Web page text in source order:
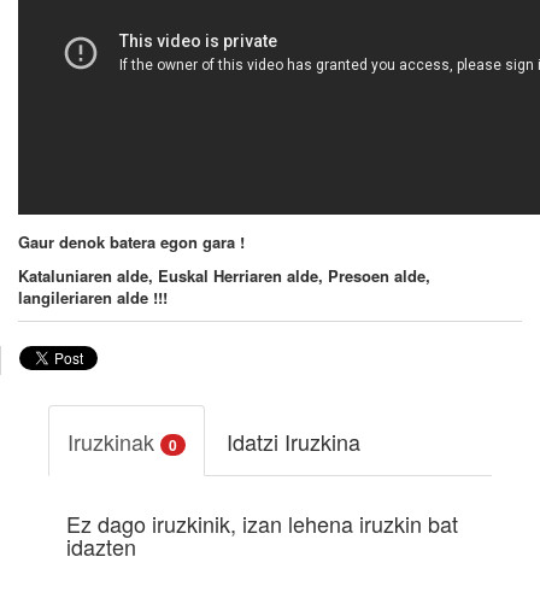
Gaur denok batera egon gara !
Kataluniaren alde, Euskal Herriaren alde, Presoen alde,
langileriaren alde !!!
Iruzkinak 0 Idatzi Iruzkina
Ez dago iruzkinik, izan lehena iruzkin bat
idazten